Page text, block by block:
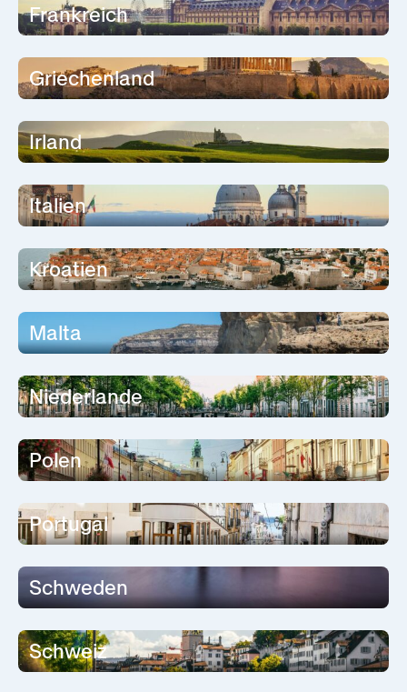
Frankreich
Griechenland
Irland
Italien
Kroatien
Malta
Niederlande
Polen
Portugal
Schweden
Schweiz